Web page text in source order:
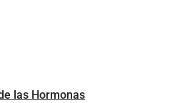
las Hormonas